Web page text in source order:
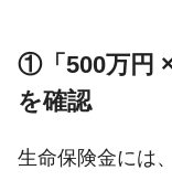
①「500万円
を確認
生命保険金には